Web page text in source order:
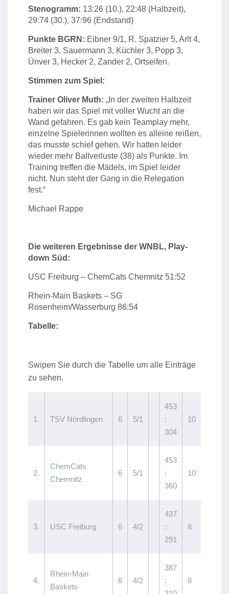
Stenogramm: 13:26 (10.), 22:48 (Halbzeit),
29:74 (30.), 37:96 (Endstand)
Punkte BGRN: Eibner 9/1, R. Spatzier 5, Arlt 4,
Breiter 3, Sauermann 3, Küchler 3, Popp 3,
Ünver 3, Hecker 2, Zander 2, Ortseifen.
Stimmen zum Spiel:
Trainer Oliver Muth: „In der zweiten Halbzeit
haben wir das Spiel mit voller Wucht an die
Wand gefahren. Es gab kein Teamplay mehr,
einzelne Spielerinnen wollten es alleine reißen,
das musste schief gehen. Wir hatten leider
wieder mehr Ballverluste (38) als Punkte. Im
Training treffen die Mädels, im Spiel leider
nicht. Nun steht der Gang in die Relegation
fest.“
Michael Rappe
Die weiteren Ergebnisse der WNBL, Play-
down Süd:
USC Freiburg – ChemCats Chemnitz 51:52
Rhein-Main Baskets – SG
Rosenheim/Wasserburg 86:54
Tabelle:
1. TSV Nördlingen 6 5/1
453
:
304
10
2.
ChemCats
Chemnitz
6 5/1
453
:
360
10
3. USC Freiburg 6 4/2
437
:
291
8
4.
Rhein-Main
Baskets
6 4/2
387
:
8